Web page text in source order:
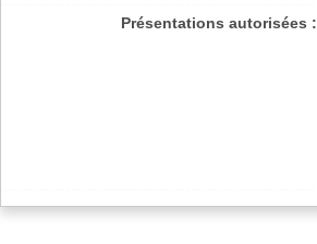
Présentations autorisées :